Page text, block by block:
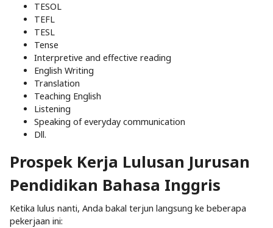
TESOL
TEFL
TESL
Tense
Interpretive and effective reading
English Writing
Translation
Teaching English
Listening
Speaking of everyday communication
Dll.
Prospek Kerja Lulusan Jurusan
Pendidikan Bahasa Inggris
Ketika lulus nanti, Anda bakal terjun langsung ke beberapa
pekerjaan ini: